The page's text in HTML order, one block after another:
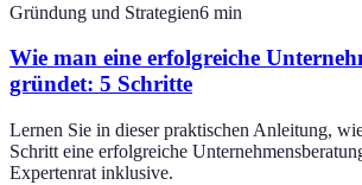
Gründung und Strategien6 min
Wie man eine erfolgreiche
gründet: 5 Schritte
Lernen Sie in dieser praktischen Anleitung,
Schritt eine erfolgreiche
Expertenrat inklusive.